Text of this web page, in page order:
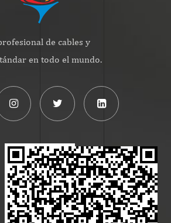
de cables y
en todo el mundo.